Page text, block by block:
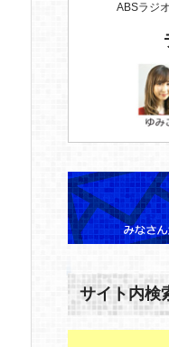
ABSラジ
サイト内検